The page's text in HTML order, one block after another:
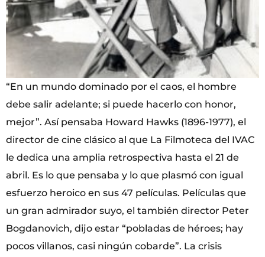
“En un mundo dominado por el caos, el hombre
debe salir adelante; si puede hacerlo con honor,
mejor”. Así pensaba Howard Hawks (1896-1977), el
director de cine clásico al que La Filmoteca del IVAC
le dedica una amplia retrospectiva hasta el 21 de
abril. Es lo que pensaba y lo que plasmó con igual
esfuerzo heroico en sus 47 películas. Películas que
un gran admirador suyo, el también director Peter
Bogdanovich, dijo estar “pobladas de héroes; hay
pocos villanos, casi ningún cobarde”. La crisis